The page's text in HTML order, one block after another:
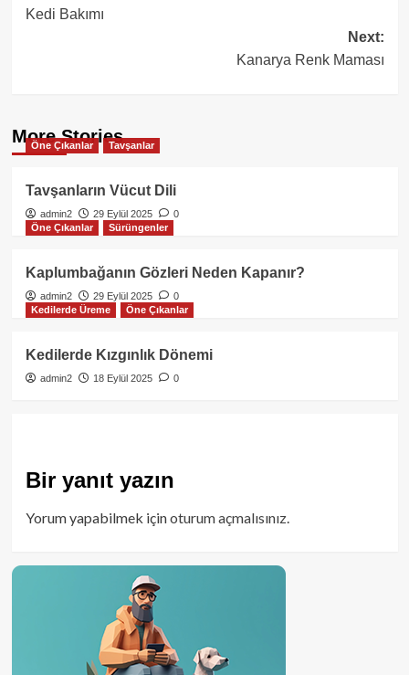
navigation
Kedi Bakımı
Next:
Kanarya Renk Maması
More Stories
Öne Çıkanlar Tavşanlar
Tavşanların Vücut Dili
admin2 29 Eylül 2025
0
Öne Çıkanlar
Sürüngenler
Kaplumbağanın Gözleri Neden Kapanır?
admin2 29 Eylül 2025
0
Kedilerde Üreme
Öne Çıkanlar
Kedilerde Kızgınlık Dönemi
admin2 18 Eylül 2025 0
Bir yanıt yazın
Yorum yapabilmek içinoturum açmalısınız.